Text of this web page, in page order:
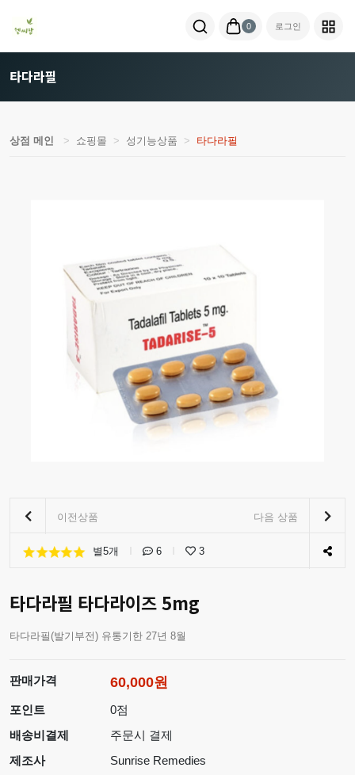
0 로그인
타다라필
상점 메인 쇼핑몰 성기능상품 타다라필
이전상품 다음 상품
별5개 6 3
타다라필 타다라이즈 5mg
타다라필(발기부전) 유통기한 27년 8월
판매가격 60,000원
포인트
0점
배송비결제
주문시 결제
제조사
Sunrise Remedies